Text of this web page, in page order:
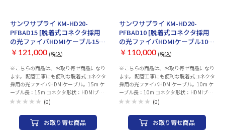
・4K60Hzに対応したHDMIケーブルです。
・光ファイバの採用により長距離でも安定
した映像・音声の伝送が可能です。 ・ケー
ブルは外径4.5mmと細くて軽く取り回し
がし易いケーブルを採用しています。 ・脱
狭い配管等の配線も楽々おこなえ、施工性
が向上します。 ・引き込み時のコネクタ保
護用に保護キャップが付属しています。 ・
もしもの電力不足の時に使える給電用USB
ケーブルが付属しています。 ≪ご注意≫
（ディスプレイやテレビ側のコネクタには
「Display」の文字が印刷されています。
逆向きに接続すると使用できません。
サンワサプライ KM-HD20-
PFBAD15 [脱着式コネクタ採用
の光ファイバHDMIケーブル15
ｍ]
￥121,000 (税込)
※こちらの商品は、お取り寄せ商品になり
ます。 配管工事にも便利な脱着式コネクタ
採用の光ファイバHDMIケーブル。15m ケ
ーブル長：15m コネクタ形状：HDMIプラ
グ－HDMIプラグ（HDMIタイプD＋タイプ
線材規格（UL）：non UL 対応解像度：
4K/60Hz・30Hz、FullHD 帯域：18Gbps
ケーブル外径：4.5mm 種類：HDMI 規格
(0)
お取り寄せ商品
サンワサプライ KM-HD20-
PFBAD10 [脱着式コネクタ採用
の光ファイバHDMIケーブル10
ｍ]
￥110,000 (税込)
※こちらの商品は、お取り寄せ商品になり
ます。 配管工事にも便利な脱着式コネクタ
採用の光ファイバHDMIケーブル。10m ケ
ーブル長：10m コネクタ形状：HDMIプラ
グ－HDMIプラグ（HDMIタイプD＋タイプ
線材規格（UL）：non UL 対応解像度：
4K/60Hz・30Hz、FullHD 帯域：18Gbps
ケーブル外径：4.5mm 種類：HDMI 規格
(0)
お取り寄せ商品